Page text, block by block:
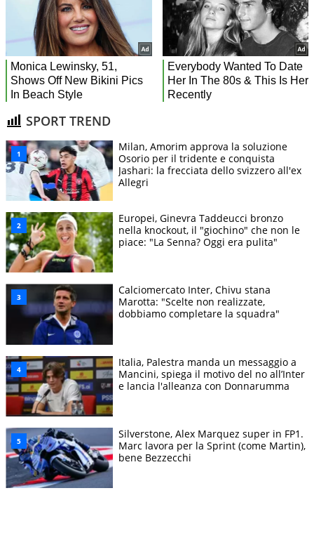
SPORT TREND
Milan, Amorim approva la soluzione
Osorio per il tridente e conquista
Jashari: la frecciata dello svizzero all'ex
Allegri
Europei, Ginevra Taddeucci bronzo
nella knockout, il "giochino" che non le
piace: "La Senna? Oggi era pulita"
Calciomercato Inter, Chivu stana
Marotta: "Scelte non realizzate,
dobbiamo completare la squadra"
Italia, Palestra manda un messaggio a
Mancini, spiega il motivo del no all’Inter
e lancia l'alleanza con Donnarumma
Silverstone, Alex Marquez super in FP1.
Marc lavora per la Sprint (come Martin),
bene Bezzecchi